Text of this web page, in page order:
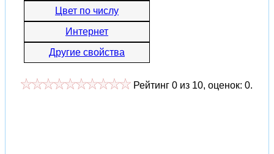
Цвет по числу
Интернет
Другие свойства
Рейтинг 0 из 10, оценок: 0.